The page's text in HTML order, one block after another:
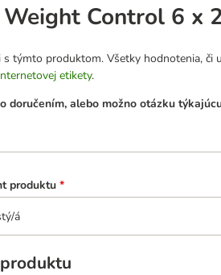
Control 6 x
týmto produktom. Všetky hodnotenia,
etikety.
doručením, alebo možno otázku
produktu *
á